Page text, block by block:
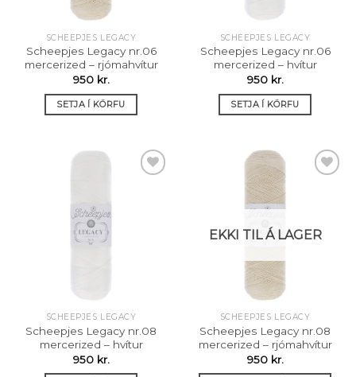
SCHEEPJES LEGACY
Scheepjes Legacy nr.06
mercerized – rjómahvítur
950 kr.
SETJA Í KÖRFU
SCHEEPJES LEGACY
Scheepjes Legacy nr.06
mercerized – hvítur
950 kr.
SETJA Í KÖRFU
SCHEEPJES LEGACY
Scheepjes Legacy nr.08
mercerized – hvítur
950 kr.
EKKI TIL Á LAGER
SCHEEPJES LEGACY
Scheepjes Legacy nr.08
mercerized – rjómahvítur
950 kr.